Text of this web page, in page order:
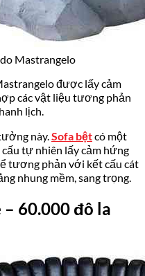
Mastrangelo
được lấy cảm
các vật liệu tương phản
lịch.
này.Sofa bệtcó một
tự nhiên lấy cảm hứng
tương phản với kết cấu cát
nhung mềm, sang trọng.
– 60.000 đô la